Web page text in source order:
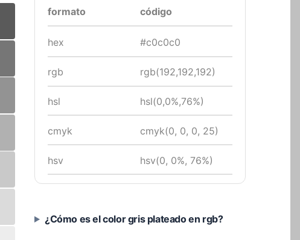
formato código
hex #c0c0c0
rgb rgb(192,192,192)
hsl hsl(0,0%,76%)
cmyk cmyk(0, 0, 0, 25)
hsv hsv(0, 0%, 76%)
¿Cómo es el color gris plateado en rgb?